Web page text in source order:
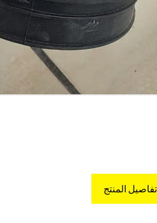
تفاصيل المنتج